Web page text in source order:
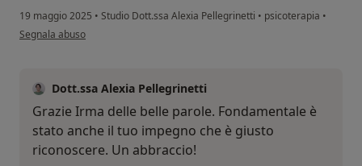
19 maggio 2025 • Studio Dott.ssa Alexia Pellegrinetti • psicoterapia •
secondo l'opinione dell'utente Irma
Segnala abuso
Dott.ssa Alexia Pellegrinetti
Grazie Irma delle belle parole. Fondamentale è
stato anche il tuo impegno che è giusto
riconoscere. Un abbraccio!